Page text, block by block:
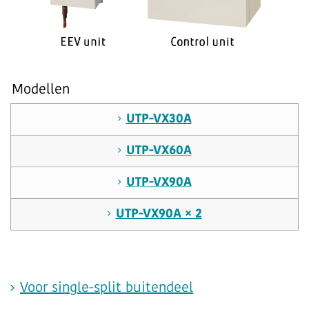
Modellen
UTP-VX30A
UTP-VX60A
UTP-VX90A
UTP-VX90A × 2
Voor single-split buitendeel